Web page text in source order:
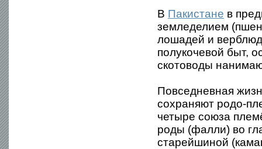
В Пакистане в
земледелием
лошадей и
полукочевой быт,
скотоводы
Повседневная
сохраняют родо-
четыре союза
роды (фалли) во
старейшиной